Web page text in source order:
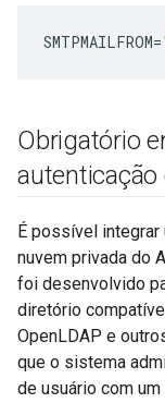
SMTPMAILFROM=
Obrigatório
autenticação
É possível
nuvem privada do
foi desenvolvido
diretório
OpenLDAP e
que o sistema
de usuário com